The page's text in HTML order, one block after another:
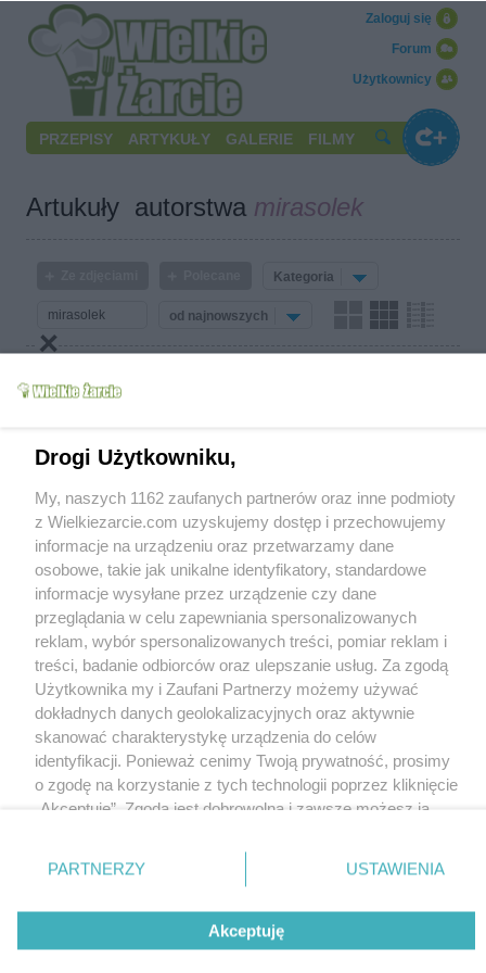
Użytkownicy
Forum
Zaloguj się
PRZEPISY ARTYKUŁY GALERIE FILMY
Artukuły autorstwa mirasolek
Kategoria
od najnowszych
Dziczyzna
mirasolek
Wersja mobilna Napisz do nas
Regulamin
Polityka cookies
Polityka prywatności Reklama
Drogi Użytkowniku,
My, naszych 1162 zaufanych partnerów oraz inne podmioty
z Wielkiezarcie.com uzyskujemy dostęp i przechowujemy
informacje na urządzeniu oraz przetwarzamy dane
osobowe, takie jak unikalne identyfikatory, standardowe
informacje wysyłane przez urządzenie czy dane
przeglądania w celu zapewniania spersonalizowanych
reklam, wybór spersonalizowanych treści, pomiar reklam i
treści, badanie odbiorców oraz ulepszanie usług. Za zgodą
Użytkownika my i Zaufani Partnerzy możemy używać
dokładnych danych geolokalizacyjnych oraz aktywnie
skanować charakterystykę urządzenia do celów
identyfikacji. Ponieważ cenimy Twoją prywatność, prosimy
o zgodę na korzystanie z tych technologii poprzez kliknięcie
„Akceptuję”. Zgoda jest dobrowolna i zawsze możesz ją
znajdujący się w lewym dolnym rogu strony
. Niektóre
rodzaje przetwarzania danych nie wymagają zgody
użytkownika, ale masz prawo sprzeciwić się takiemu
przetwarzaniu. Preferencje będą miały zastosowania tylko
na tej witrynie.
PARTNERZY USTAWIENIA
Akceptuję